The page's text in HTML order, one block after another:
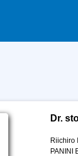
Dr.
Riichiro
PANINI